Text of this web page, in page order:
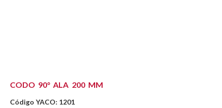
CODO 90° ALA 200 MM
Código YACO: 1201